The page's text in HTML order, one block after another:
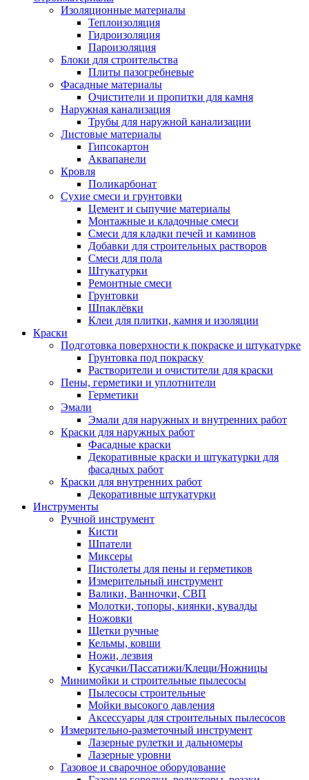
Изоляционные материалы
Теплоизоляция
Гидроизоляция
Пароизоляция
Блоки для строительства
Плиты пазогребневые
Фасадные материалы
Очистители и пропитки для камня
Наружная канализация
Трубы для наружной канализации
Листовые материалы
Гипсокартон
Аквапанели
Кровля
Поликарбонат
Сухие смеси и грунтовки
Цемент и сыпучие материалы
Монтажные и кладочные смеси
Смеси для кладки печей и каминов
Добавки для строительных растворов
Смеси для пола
Штукатурки
Ремонтные смеси
Грунтовки
Шпаклёвки
Клеи для плитки, камня и изоляции
Краски
Подготовка поверхности к покраске и штукатурке
Грунтовка под покраску
Растворители и очистители для краски
Пены, герметики и уплотнители
Герметики
Эмали
Эмали для наружных и внутренних работ
Краски для наружных работ
Фасадные краски
Декоративные краски и штукатурки для
фасадных работ
Краски для внутренних работ
Декоративные штукатурки
Инструменты
Ручной инструмент
Кисти
Шпатели
Миксеры
Пистолеты для пены и герметиков
Измерительный инструмент
Валики, Ванночки, СВП
Молотки, топоры, киянки, кувалды
Ножовки
Щетки ручные
Кельмы, ковши
Ножи, лезвия
Кусачки/Пассатижи/Клещи/Ножницы
Минимойки и строительные пылесосы
Пылесосы строительные
Мойки высокого давления
Аксессуары для строительных пылесосов
Измерительно-разметочный инструмент
Лазерные рулетки и дальномеры
Лазерные уровни
Газовое и сварочное оборудование